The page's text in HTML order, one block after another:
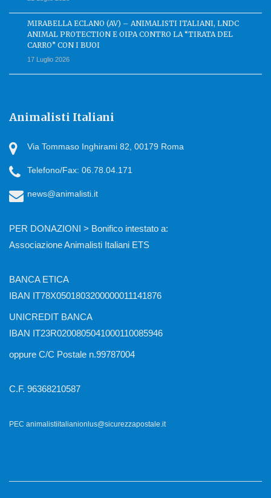
MIRABELLA ECLANO (AV) – ANIMALISTI ITALIANI, LNDC
ANIMAL PROTECTION E OIPA CONTRO LA “TIRATA DEL
CARRO” CON I BUOI
17 Luglio 2026
Animalisti Italiani
Via Tommaso Inghirami 82, 00179 Roma
Telefono/Fax: 06.78.04.171
news@animalisti.it
PER DONAZIONI > Bonifico intestato a:
Associazione Animalisti Italiani ETS
BANCA ETICA
IBAN IT78X0501803200000011141876
UNICREDIT BANCA
IBAN IT23R0200805041000110085946
oppure C/C Postale n.99787004
C.F. 96368210587
PEC animalistiitalianionlus@sicurezzapostale.it